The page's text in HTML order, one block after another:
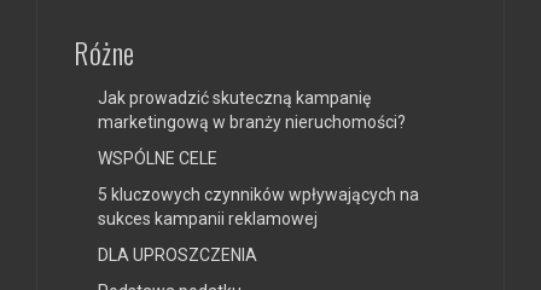
Różne
Jak prowadzić skuteczną kampanię
marketingową w branży nieruchomości?
WSPÓLNE CELE
5 kluczowych czynników wpływających na
sukces kampanii reklamowej
DLA UPROSZCZENIA